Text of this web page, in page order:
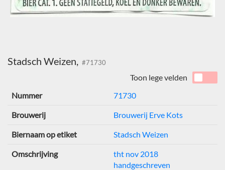
Stadsch Weizen, #71730
Toon lege velden
Nummer
71730
Brouwerij Brouwerij Erve Kots
Biernaam op etiket Stadsch Weizen
Omschrijving
tht nov 2018
handgeschreven